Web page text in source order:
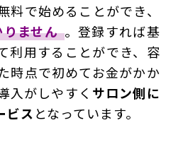
料で始めることができ、
ません 。登録すれば基
利用することができ、容
時点で初めてお金がかか
入がしやすく サロン側に
ビスとなっています。